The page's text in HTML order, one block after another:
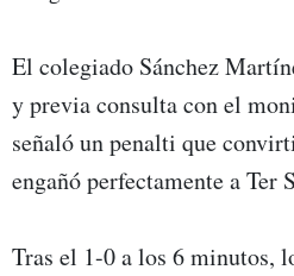
El colegiado Sánchez
y previa consulta con el
señaló un penalti que
engañó perfectamente a Ter
Tras el 1-0 a los 6 minutos,